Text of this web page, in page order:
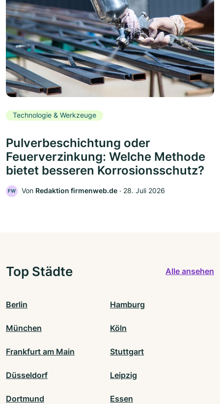
Technologie & Werkzeuge
Pulverbeschichtung oder
Feuerverzinkung: Welche Methode
bietet besseren Korrosionsschutz?
FW Von Redaktion firmenweb.de ‧ 28. Juli 2026
Top Städte Alle ansehen
Berlin Hamburg
München Köln
Frankfurt am Main Stuttgart
Düsseldorf Leipzig
Dortmund Essen